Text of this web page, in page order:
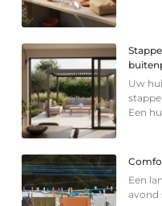
Uw
Een
Een
avond